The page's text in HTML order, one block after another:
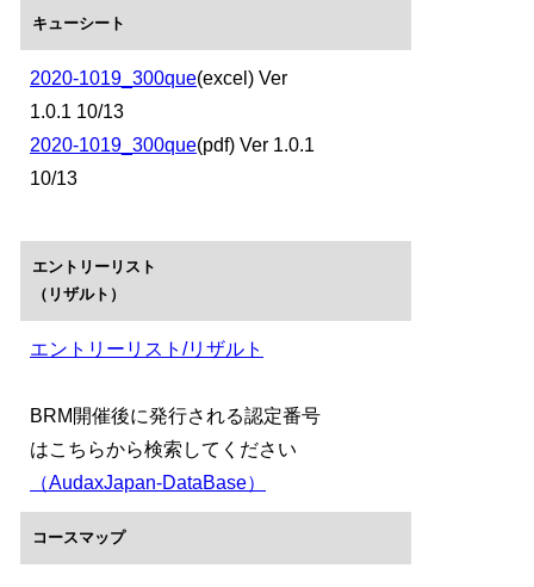
キューシート
2020-1019_300que(excel) Ver
1.0.1 10/13
2020-1019_300que(pdf) Ver 1.0.1
10/13
エントリーリスト
（リザルト）
エントリーリスト/リザルト
BRM開催後に発行される認定番号
はこちらから検索してください
（AudaxJapan-DataBase）
コースマップ